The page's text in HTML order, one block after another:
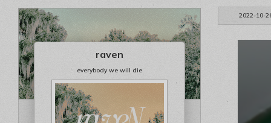
2022-10-
raven
everybody we will die